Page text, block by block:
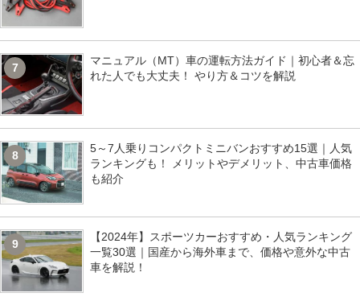
7
マニュアル（MT）車の運転方法ガイド｜初心者＆忘
れた人でも大丈夫！ やり方＆コツを解説
8
5～7人乗りコンパクトミニバンおすすめ15選｜人気
ランキングも！ メリットやデメリット、中古車価格
も紹介
9
【2024年】スポーツカーおすすめ・人気ランキング
一覧30選｜国産から海外車まで、価格や意外な中古
車を解説！